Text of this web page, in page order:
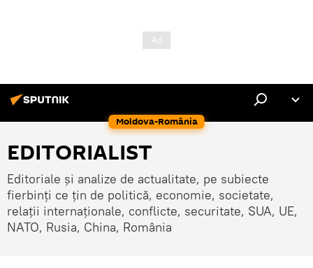
Moldova-România
EDITORIALIST
Editoriale și analize de actualitate, pe subiecte
fierbinți ce țin de politică, economie, societate,
relații internaționale, conflicte, securitate, SUA, UE,
NATO, Rusia, China, România